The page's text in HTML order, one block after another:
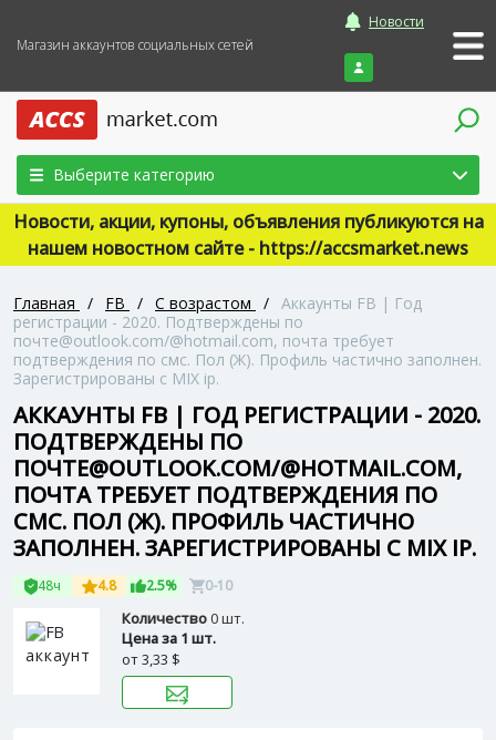
Магазин аккаунтов социальных сетей
Новости
Войти
Выберите категорию
Новости, акции, купоны, объявления публикуются на
нашем новостном сайте - https://accsmarket.news
Главная / FB / С возрастом / Аккаунты FB | Год
регистрации - 2020. Подтверждены по
почте@outlook.com/@hotmail.com, почта требует
подтверждения по смс. Пол (Ж). Профиль частично заполнен.
Зарегистрированы с MIX ip.
АККАУНТЫ FB | ГОД РЕГИСТРАЦИИ - 2020.
ПОДТВЕРЖДЕНЫ ПО
ПОЧТЕ@OUTLOOK.COM/@HOTMAIL.COM,
ПОЧТА ТРЕБУЕТ ПОДТВЕРЖДЕНИЯ ПО
СМС. ПОЛ (Ж). ПРОФИЛЬ ЧАСТИЧНО
ЗАПОЛНЕН. ЗАРЕГИСТРИРОВАНЫ С MIX IP.
48ч 4.8 2.5% 0-10
Количество0 шт.
Цена за 1 шт.
от3,33 $